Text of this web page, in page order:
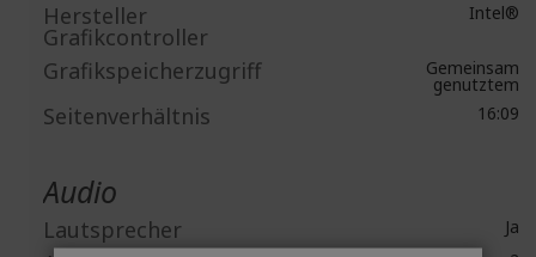
Hersteller
Grafikcontroller
Intel®
Grafikspeicherzugriff Gemeinsam
genutztem
Seitenverhältnis 16:09
Audio
Lautsprecher Ja